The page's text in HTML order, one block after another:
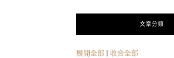
文章分類
展開全部 | 收合全部